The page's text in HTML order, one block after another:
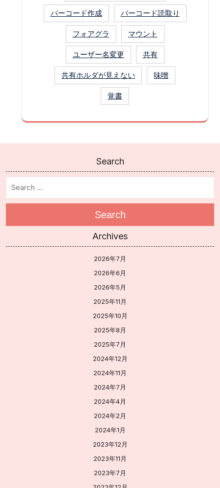
バーコード作成 バーコード読取り
フォアグラ マウント
ユーザー名変更 共有
共有ホルダが見えない 味噌
覚書
Search
Search
Archives
2026年7月
2026年6月
2026年5月
2025年11月
2025年10月
2025年8月
2025年7月
2024年12月
2024年11月
2024年7月
2024年4月
2024年2月
2024年1月
2023年12月
2023年11月
2023年7月